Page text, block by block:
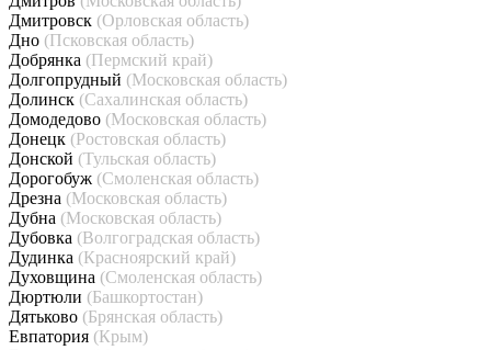
Дмитровск (Орловская область)
Дно (Псковская область)
Добрянка (Пермский край)
Долгопрудный (Московская область)
Долинск (Сахалинская область)
Домодедово (Московская область)
Донецк (Ростовская область)
Донской (Тульская область)
Дорогобуж (Смоленская область)
Дрезна (Московская область)
Дубна (Московская область)
Дубовка (Волгоградская область)
Дудинка (Красноярский край)
Духовщина (Смоленская область)
Дюртюли (Башкортостан)
Дятьково (Брянская область)
Евпатория (Крым)